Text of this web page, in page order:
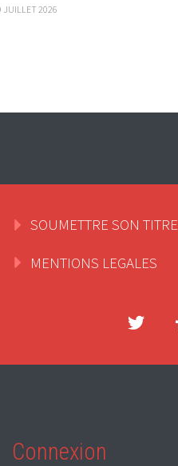
JUILLET 2026
SOUMETTRE SON TITRE
MENTIONS LEGALES
Connexion